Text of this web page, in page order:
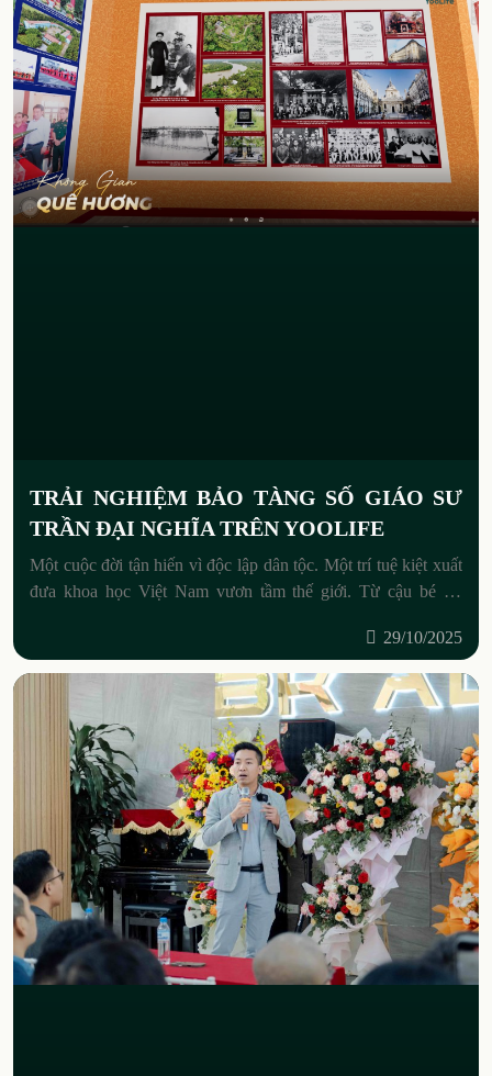
TRẢI NGHIỆM BẢO TÀNG SỐ GIÁO SƯ
TRẦN ĐẠI NGHĨA TRÊN YOOLIFE
Một cuộc đời tận hiến vì độc lập dân tộc. Một trí tuệ kiệt xuất
đưa khoa học Việt Nam vươn tầm thế giới. Từ cậu bé xứ
29/10/2025